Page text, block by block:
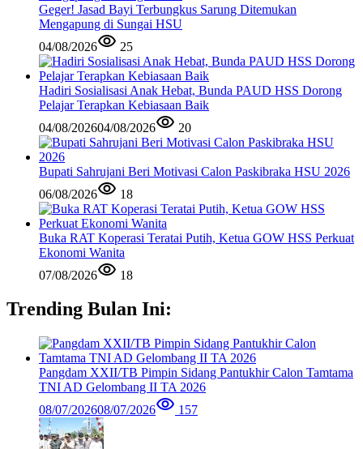
Geger! Jasad Bayi Terbungkus Sarung Ditemukan
Mengapung di Sungai HSU
04/08/2026
25
Hadiri Sosialisasi Anak Hebat, Bunda PAUD HSS Dorong
Pelajar Terapkan Kebiasaan Baik
04/08/202604/08/2026 20
Bupati Sahrujani Beri Motivasi Calon Paskibraka HSU 2026
06/08/2026
18
Buka RAT Koperasi Teratai Putih, Ketua GOW HSS Perkuat
Ekonomi Wanita
07/08/2026
18
Trending Bulan Ini:
Pangdam XXII/TB Pimpin Sidang Pantukhir Calon Tamtama
TNI AD Gelombang II TA 2026
08/07/202608/07/2026 157